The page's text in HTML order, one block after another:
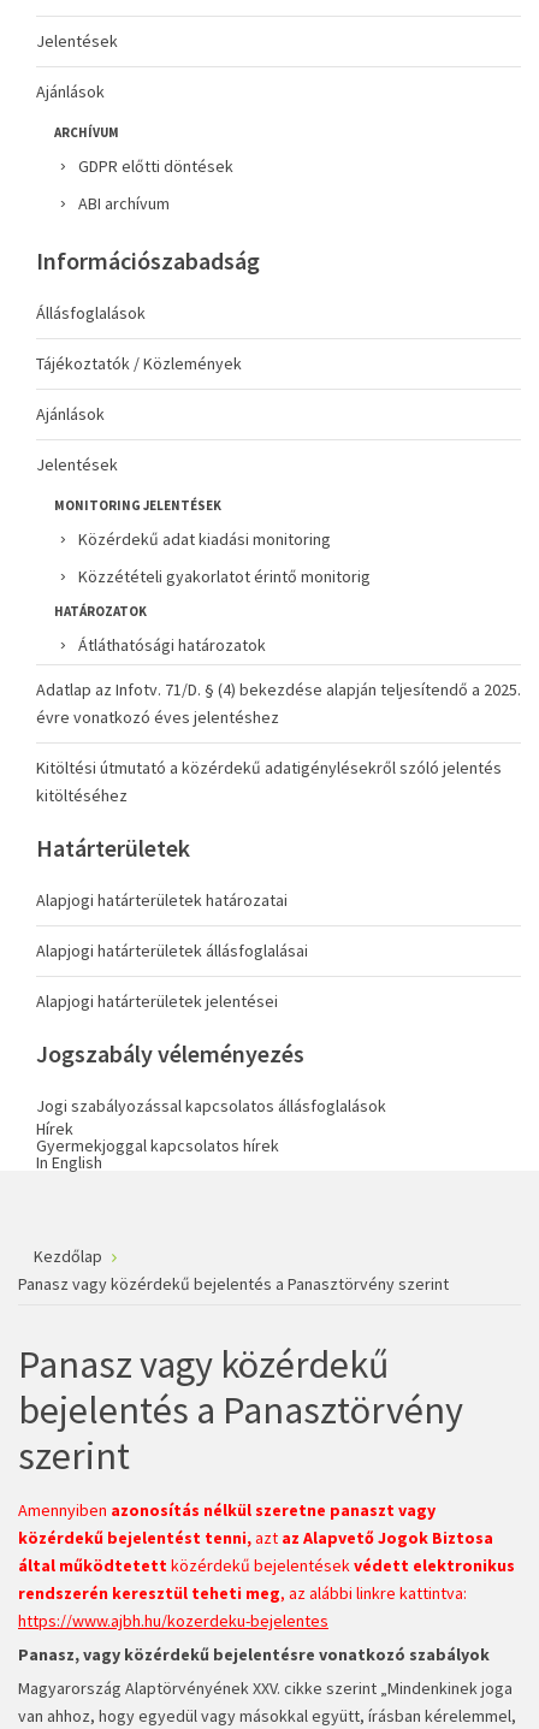
Jelentések
Ajánlások
ARCHÍVUM
GDPR előtti döntések
ABI archívum
Információszabadság
Állásfoglalások
Tájékoztatók / Közlemények
Ajánlások
Jelentések
MONITORING JELENTÉSEK
Közérdekű adat kiadási monitoring
Közzétételi gyakorlatot érintő monitorig
HATÁROZATOK
Átláthatósági határozatok
Adatlap az Infotv. 71/D. § (4) bekezdése alapján teljesítendő a 2025.
évre vonatkozó éves jelentéshez
Kitöltési útmutató a közérdekű adatigénylésekről szóló jelentés
kitöltéséhez
Határterületek
Alapjogi határterületek határozatai
Alapjogi határterületek állásfoglalásai
Alapjogi határterületek jelentései
Jogszabály véleményezés
Jogi szabályozással kapcsolatos állásfoglalások
Hírek
Gyermekjoggal kapcsolatos hírek
In English
Kezdőlap
Panasz vagy közérdekű bejelentés a Panasztörvény szerint
Panasz vagy közérdekű
bejelentés a Panasztörvény
szerint
Amennyiben azonosítás nélkül szeretne panaszt vagy
közérdekű bejelentést tenni,azt az Alapvető Jogok Biztosa
által működtetettközérdekű bejelentésekvédett elektronikus
rendszerén keresztül teheti meg, az alábbi linkre kattintva:
https://www.ajbh.hu/kozerdeku-bejelentes
Panasz, vagy közérdekű bejelentésre vonatkozó szabályok
Magyarország Alaptörvényének XXV. cikke szerint „Mindenkinek joga
van ahhoz, hogy egyedül vagy másokkal együtt, írásban kérelemmel,